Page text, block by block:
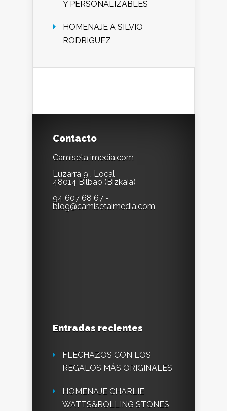
Y PERSONALIZABLES
HOMENAJE A SILVIO
RODRIGUEZ
Contacto
Camiseta imedia.com
Luzarra 9 , Local
48014 Bilbao (Bizkaia)
94 607 68 67 -
blog@camisetaimedia.com
Entradas recientes
FLECHAZOS CON LOS
REGALOS MÁS ORIGINALES
HOMENAJE CHARLIE
WATTS&ROLLING STONES